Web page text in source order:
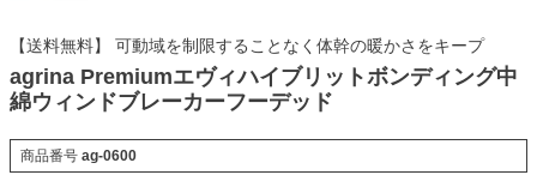
【送料無料】 可動域を制限することなく体幹の暖かさをキープ
agrina Premiumエヴィハイブリットボンディング中
綿ウィンドブレーカーフーデッド
商品番号 ag-0600